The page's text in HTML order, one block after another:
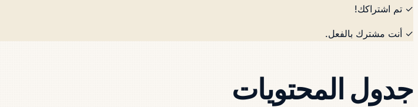
✓ تم اشتراكك!
✓ أنت مشترك بالفعل.
جدول المحتويات